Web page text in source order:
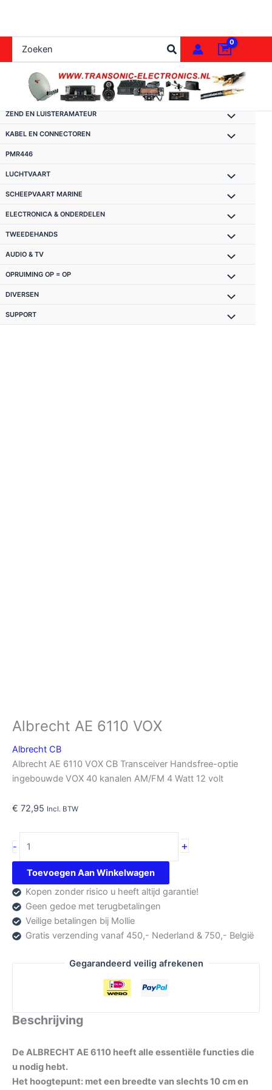
de
inhoud
naar:
ZEND EN LUISTERAMATEUR
KABEL EN CONNECTOREN
PMR446
LUCHTVAART
SCHEEPVAART MARINE
ELECTRONICA & ONDERDELEN
TWEEDEHANDS
AUDIO & TV
OPRUIMING OP = OP
DIVERSEN
SUPPORT
Albrecht AE 6110 VOX
Albrecht CB
Albrecht AE 6110 VOX CB Transceiver Handsfree-optie
ingebouwde VOX 40 kanalen AM/FM 4 Watt 12 volt
€ 72,95 Incl. BTW
-
AE
6110
VOX
aantal
+
Toevoegen Aan Winkelwagen
Kopen zonder risico u heeft altijd garantie!
Geen gedoe met terugbetalingen
Veilige betalingen bij Mollie
Gratis verzending vanaf 450,- Nederland & 750,- België
Gegarandeerd veilig afrekenen
Beschrijving
De ALBRECHT AE 6110 heeft alle essentiële functies die
u nodig hebt.
Het hoogtepunt: met een breedte van slechts 10 cm en